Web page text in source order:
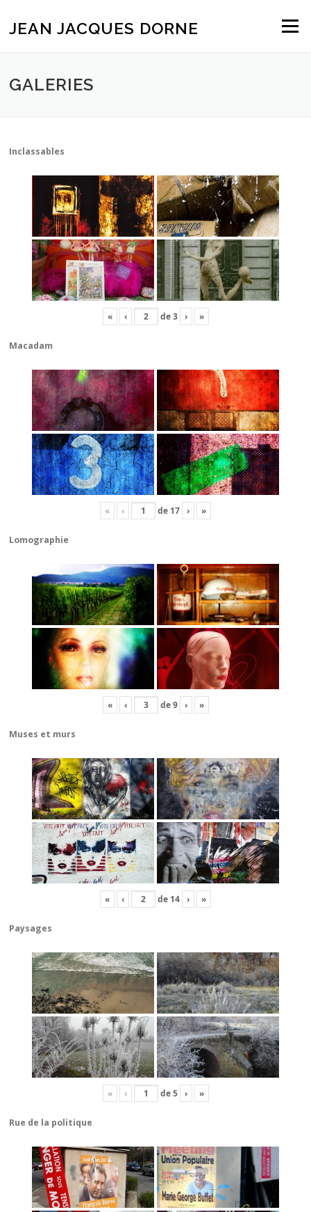
contenu
JEAN JACQUES DORNE Menu
GALERIES
Inclassables
« ‹ de3 › »
Macadam
« ‹ de 17 › »
Lomographie
« ‹ de9 › »
Muses et murs
« ‹ de 14 › »
Paysages
« ‹ de5 › »
Rue de la politique